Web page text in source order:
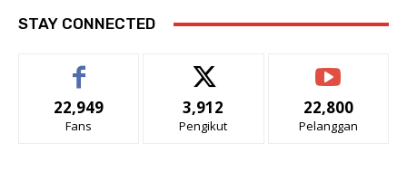
STAY CONNECTED
22,949
Fans
3,912
Pengikut
22,800
Pelanggan